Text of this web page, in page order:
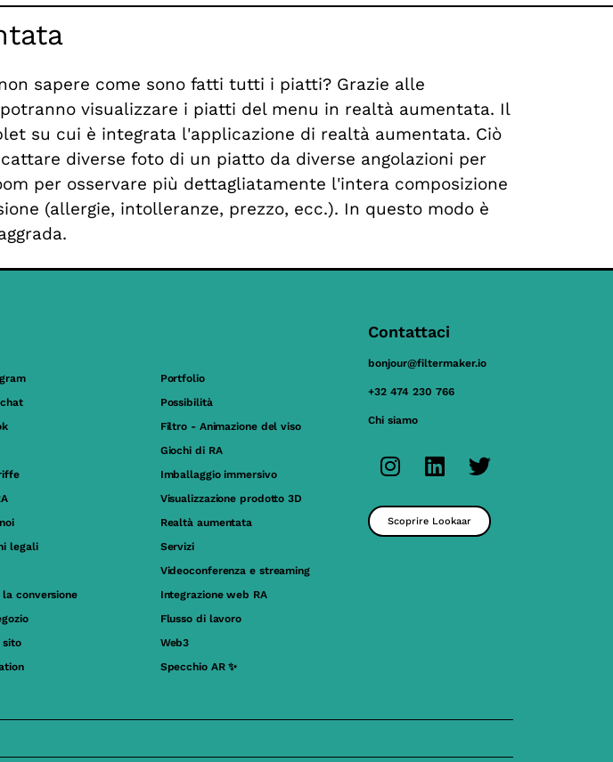
sapere come sono fatti tutti i piatti? Grazie alle
visualizzare i piatti del menu in realtà aumentata. Il
su cui è integrata l'applicazione di realtà aumentata. Ciò
diverse foto di un piatto da diverse angolazioni per
per osservare più dettagliatamente l'intera composizione
(allergie, intolleranze, prezzo, ecc.). In questo modo è
legali
conversione
sito
Portfolio
Possibilità
Filtro - Animazione del viso
Giochi di RA
Imballaggio immersivo
Visualizzazione prodotto 3D
Realtà aumentata
Servizi
Videoconferenza e streaming
Integrazione web RA
Flusso di lavoro
Web3
Specchio AR ✨
Contattaci
bonjour@filtermaker.io
+32 474 230 766
Chi siamo
Scoprire Lookaar